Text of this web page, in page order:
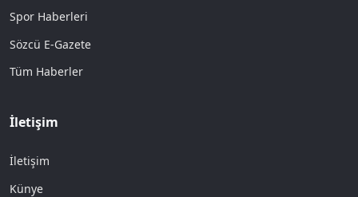
Spor Haberleri
Sözcü E-Gazete
Tüm Haberler
İletişim
İletişim
Künye